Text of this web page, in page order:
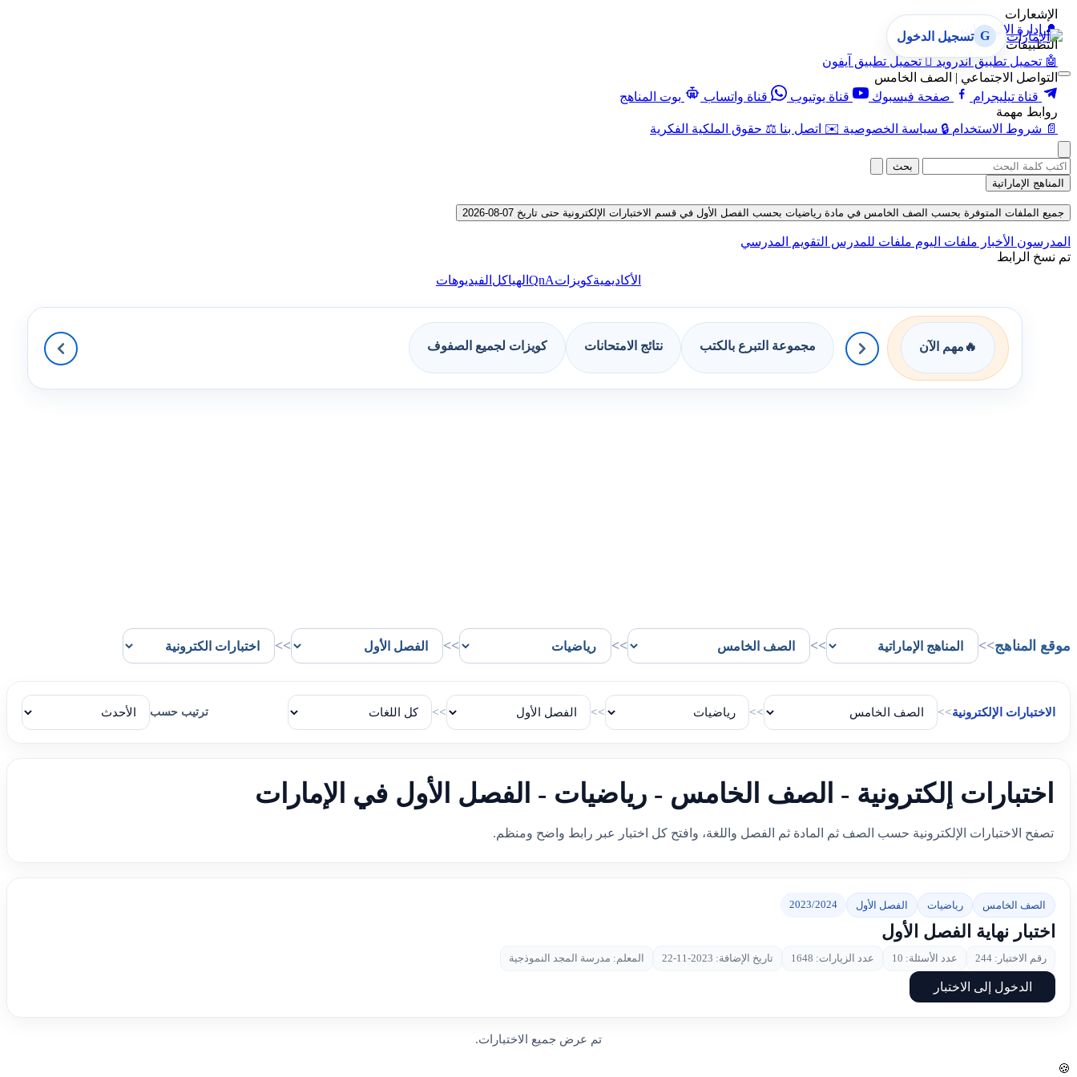
الإشعارات
🔔 إدارة الإشعارات
التطبيقات
🤖 تحميل تطبيق أندرويد  تحميل تطبيق آيفون
التواصل الاجتماعي | الصف الخامس
قناة تيليجرام
صفحة فيسبوك قناة يوتيوب قناة واتساب
بوت المناهج
روابط مهمة
📄 شروط الاستخدام 🔒 سياسة الخصوصية ✉️ اتصل بنا ⚖️ حقوق الملكية الفكرية
G تسجيل الدخول
بحث
المناهج الإماراتية
جميع الملفات المتوفرة بحسب الصف الخامس في مادة رياضيات بحسب الفصل الأول في قسم الاختبارات الإلكترونية حتى تاريخ 07-08-2026
المدرسون الأخبار ملفات اليوم ملفات للمدرس التقويم المدرسي
تم نسخ الرابط
الأكاديميةكويزاتQnA الهياكل الفيديوهات
🔥 مهم الآن مجموعة التبرع بالكتب نتائج الامتحانات كويزات لجميع الصفوف
موقع المناهج>>
>>
>>
>>
>>
الاختبارات الإلكترونية>>
>>
>>
>> ترتيب حسب
اختبارات إلكترونية - الصف الخامس - رياضيات - الفصل الأول في الإمارات
تصفح الاختبارات الإلكترونية حسب الصف ثم المادة ثم الفصل واللغة، وافتح كل اختبار عبر رابط واضح ومنظم.
الصف الخامس رياضيات الفصل الأول 2023/2024
اختبار نهاية الفصل الأول
رقم الاختبار: 244 عدد الأسئلة: 10 عدد الزيارات: 1648 تاريخ الإضافة: 2023-11-22 المعلم: مدرسة المجد النموذجية
الدخول إلى الاختبار
تم عرض جميع الاختبارات.
🍪